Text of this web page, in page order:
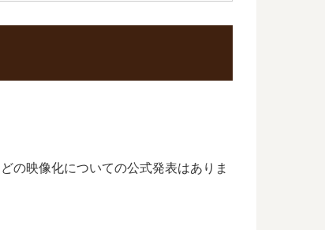
の映像化についての公式発表はありま